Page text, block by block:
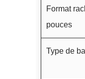
Format
pouces
Type de